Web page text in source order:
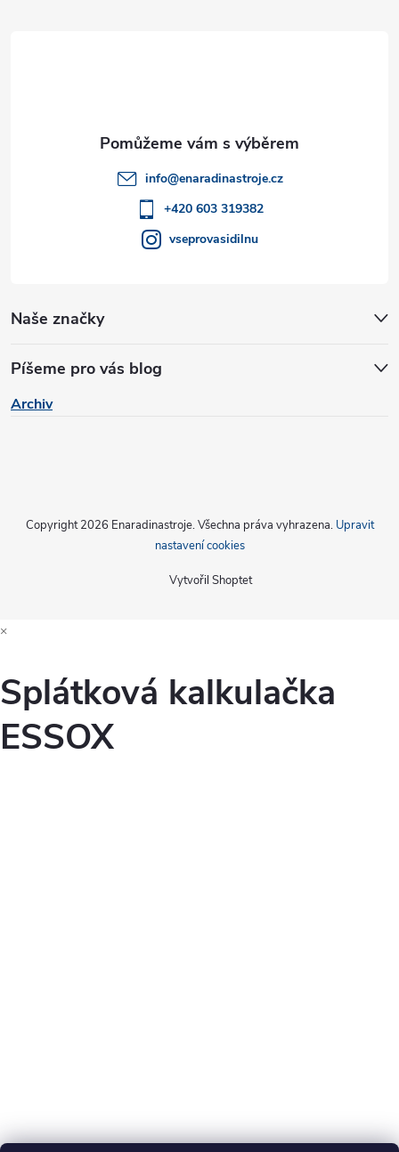
Naše značky
Píšeme pro vás blog
Archiv
info@enaradinastroje.cz
+420 603 319382
vseprovasidilnu
Vytvořil Shoptet
Copyright 2026 Enaradinastroje. Všechna práva vyhrazena. Upravit
nastavení cookies
×
Splátková kalkulačka
ESSOX